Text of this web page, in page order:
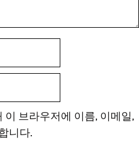
이 브라우저에 이름, 이메일,
니다.